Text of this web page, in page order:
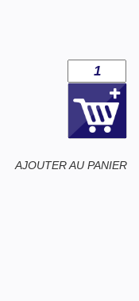
AJOUTER AU PANIER